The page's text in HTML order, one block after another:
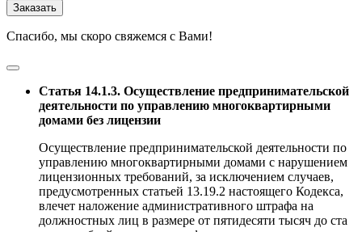
Заказать
Спасибо, мы скоро свяжемся с Вами!
Статья 14.1.3. Осуществление предпринимательской
деятельности по управлению многоквартирными
домами без лицензии
Осуществление предпринимательской деятельности по
управлению многоквартирными домами с нарушением
лицензионных требований, за исключением случаев,
предусмотренных статьей 13.19.2 настоящего Кодекса,
влечет наложение административного штрафа на
должностных лиц в размере от пятидесяти тысяч до ста